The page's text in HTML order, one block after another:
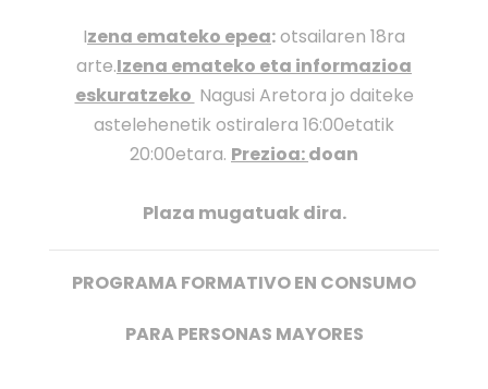
Izena emateko epea:otsailaren 18ra
arte.Izena emateko eta informazioa
eskuratzeko Nagusi Aretora jo daiteke
astelehenetik ostiralera 16:00etatik
20:00etara. Prezioa:doan
Plaza mugatuak dira.
PROGRAMA FORMATIVO EN CONSUMO
PARA PERSONAS MAYORES